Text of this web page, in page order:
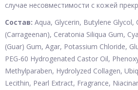
случае несовместимости с кожей
Состав: Aqua, Glycerin, Butylene Glycol,
(Carrageenan), Ceratonia Siliqua Gum,
(Guar) Gum, Agar, Potassium Chloride,
PEG-60 Hydrogenated Castor Oil,
Methylparaben, Hydrolyzed Collagen,
Lecithin, Pearl Extract, Fragrance,